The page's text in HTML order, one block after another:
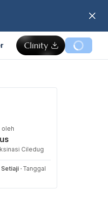
oleh
Ciledug
Setiaji · Tanggal